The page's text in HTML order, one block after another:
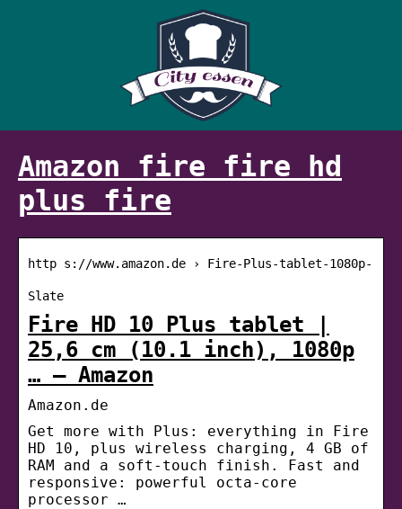
Amazon fire fire hd
plus fire
http s://www.amazon.de › Fire-Plus-tablet-1080p-
Slate
Fire HD 10 Plus tablet |
25,6 cm (10.1 inch), 1080p
… – Amazon
Amazon.de
Get more with Plus: everything in Fire
HD 10, plus wireless charging, 4 GB of
RAM and a soft-touch finish. Fast and
responsive: powerful octa-core
processor …